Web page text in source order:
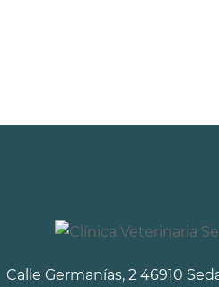
Calle Germanías, 2 46910